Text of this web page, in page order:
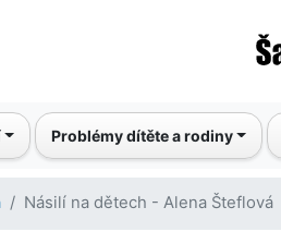
Problémy dítěte a rodiny
Násilí na dětech - Alena Šteflová